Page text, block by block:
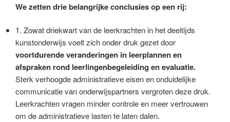
We zetten drie belangrijke conclusies op een rij:
1. Zowat driekwart van de leerkrachten in het deeltijds
kunstonderwijs voelt zich onder druk gezet door
voortdurende veranderingen in leerplannen en
afspraken rond leerlingenbegeleiding en evaluatie.
Sterk verhoogde administratieve eisen en onduidelijke
communicatie van onderwijspartners vergroten deze druk.
Leerkrachten vragen minder controle en meer vertrouwen
om de administratieve lasten te laten dalen.